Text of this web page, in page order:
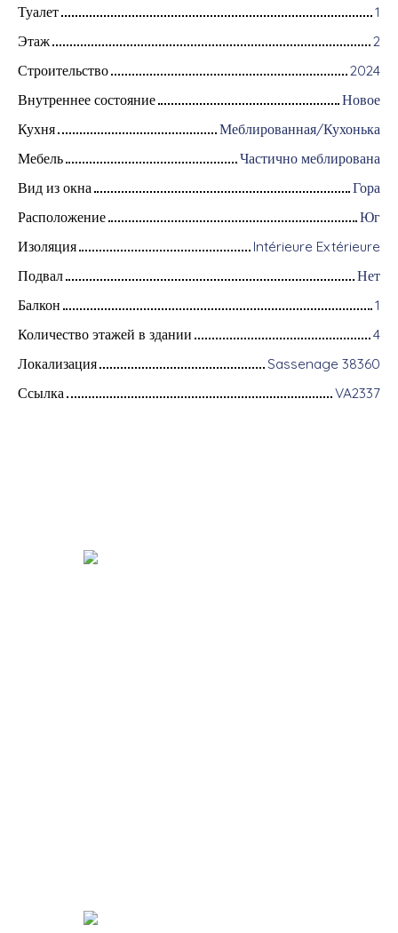
Туалет
1
Этаж
2
Строительство
2024
Внутреннее состояние
Новое
Кухня
Меблированная/Кухонька
Мебель
Частично меблирована
Вид из окна
Гора
Расположение
Юг
Изоляция
Intérieure Extérieure
Подвал
Нет
Балкон
1
Количество этажей в здании
4
Локализация
Sassenage 38360
Ссылка
VA2337